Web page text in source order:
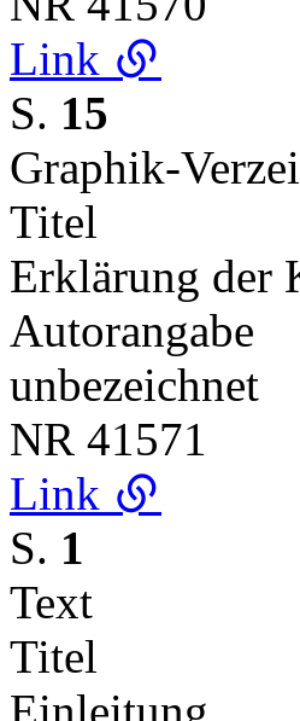
Link
S. 15
Graphik-
Titel
Erklärung der
Autorangabe
unbezeichnet
NR 41571
Link
S. 1
Text
Titel
Einleitung